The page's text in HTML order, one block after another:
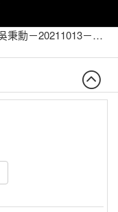
110-1－醫病風險數據與醫療照護管理－吳秉勳－20211013－糖尿病有哪些併發症-5